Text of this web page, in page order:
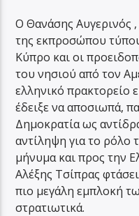
Ο Θανάσης Αυγερινός
της εκπροσώπου
Κύπρο και οι
του νησιού από τον
ελληνικό πρακτορείο
έδειξε να αποσιωπά,
Δημοκρατία ως
αντίληψη για το ρόλο
μήνυμα και προς την
Αλέξης Τσίπρας
πιο μεγάλη εμπλοκή
στρατιωτικά.